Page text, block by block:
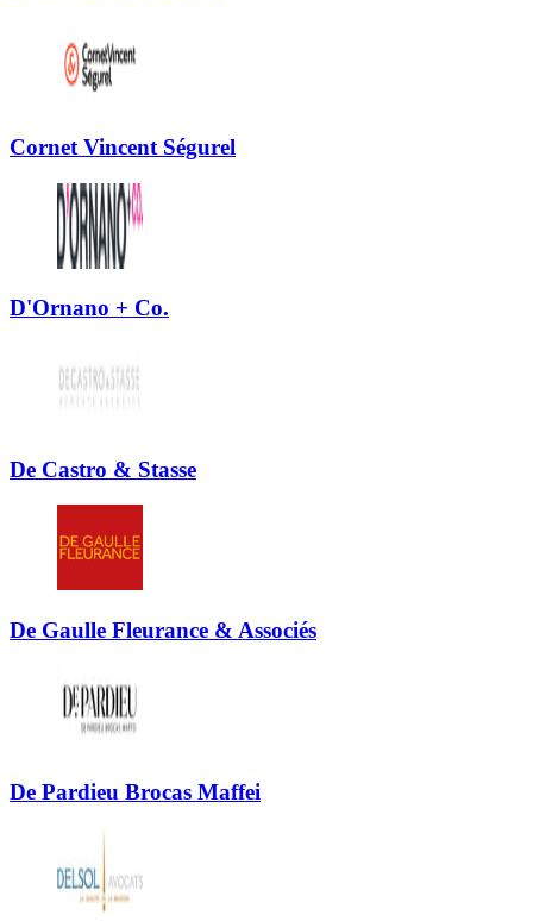
Cornet Vincent Ségurel
D'Ornano + Co.
De Castro & Stasse
De Gaulle Fleurance & Associés
De Pardieu Brocas Maffei